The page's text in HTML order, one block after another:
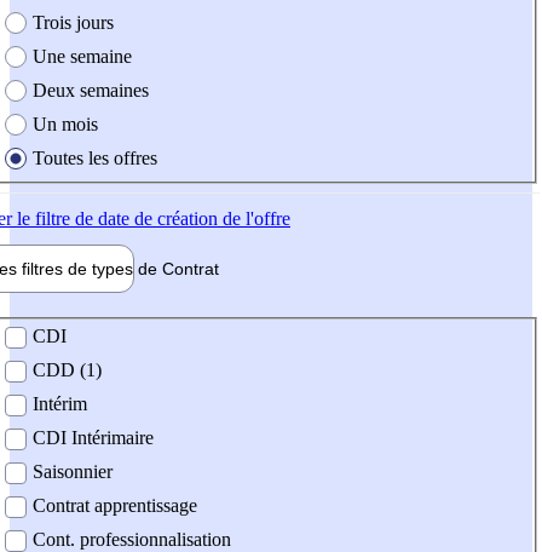
Trois jours
Une semaine
Deux semaines
Un mois
Toutes les offres
le filtre de date de création de l'offre
filtres de types de Contrat
contrat
CDI
CDD (1)
Intérim
CDI Intérimaire
Saisonnier
Contrat apprentissage
Cont. professionnalisation